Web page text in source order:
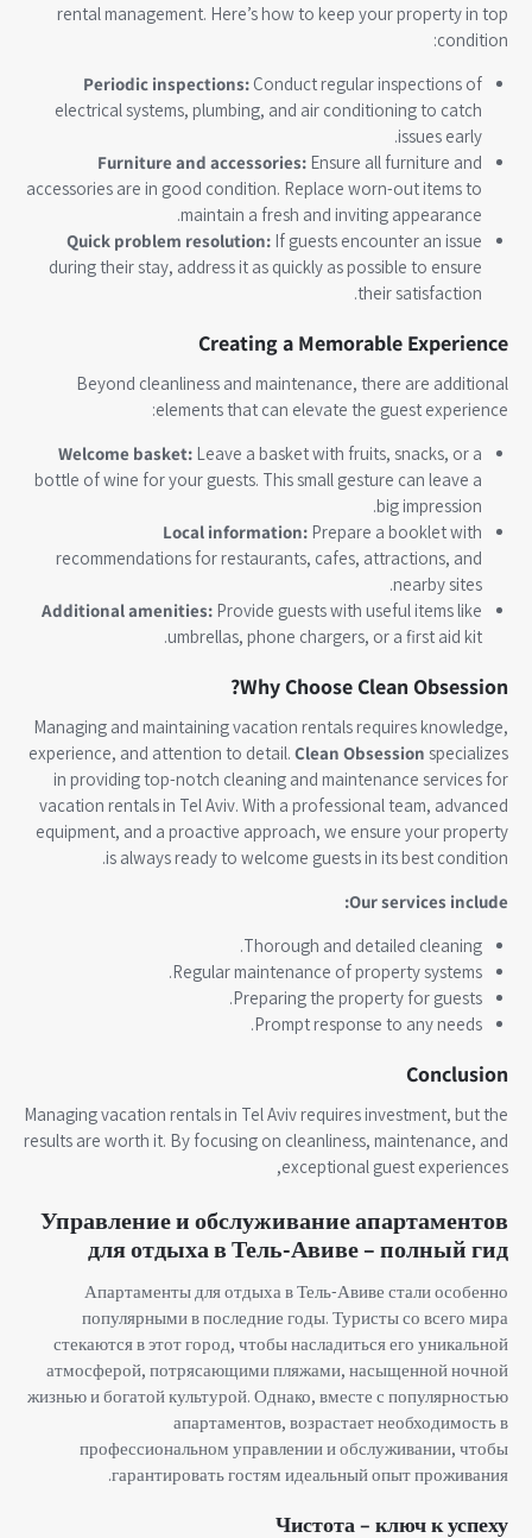
rental management. Here’s how to keep your property in top
condition:
Periodic inspections:Conduct regular inspections of
electrical systems, plumbing, and air conditioning to catch
issues early.
Furniture and accessories:Ensure all furniture and
accessories are in good condition. Replace worn-out items to
maintain a fresh and inviting appearance.
Quick problem resolution:If guests encounter an issue
during their stay, address it as quickly as possible to ensure
their satisfaction.
Creating a Memorable Experience
Beyond cleanliness and maintenance, there are additional
elements that can elevate the guest experience:
Welcome basket:Leave a basket with fruits, snacks, or a
bottle of wine for your guests. This small gesture can leave a
big impression.
Local information:Prepare a booklet with
recommendations for restaurants, cafes, attractions, and
nearby sites.
Additional amenities:Provide guests with useful items like
umbrellas, phone chargers, or a first aid kit.
Why Choose Clean Obsession?
Managing and maintaining vacation rentals requires knowledge,
experience, and attention to detail. Clean Obsession specializes
in providing top-notch cleaning and maintenance services for
vacation rentals in Tel Aviv. With a professional team, advanced
equipment, and a proactive approach, we ensure your property
is always ready to welcome guests in its best condition.
Our services include:
Thorough and detailed cleaning.
Regular maintenance of property systems.
Preparing the property for guests.
Prompt response to any needs.
Conclusion
Managing vacation rentals in Tel Aviv requires investment, but the
results are worth it. By focusing on cleanliness, maintenance, and
exceptional guest experiences,
Управление и обслуживание апартаментов
для отдыха в Тель-Авиве – полный гид
Апартаменты для отдыха в Тель-Авиве стали особенно
популярными в последние годы. Туристы со всего мира
стекаются в этот город, чтобы насладиться его уникальной
атмосферой, потрясающими пляжами, насыщенной ночной
жизнью и богатой культурой. Однако, вместе с популярностью
апартаментов, возрастает необходимость в
профессиональном управлении и обслуживании, чтобы
гарантировать гостям идеальный опыт проживания.
Чистота – ключ к успеху